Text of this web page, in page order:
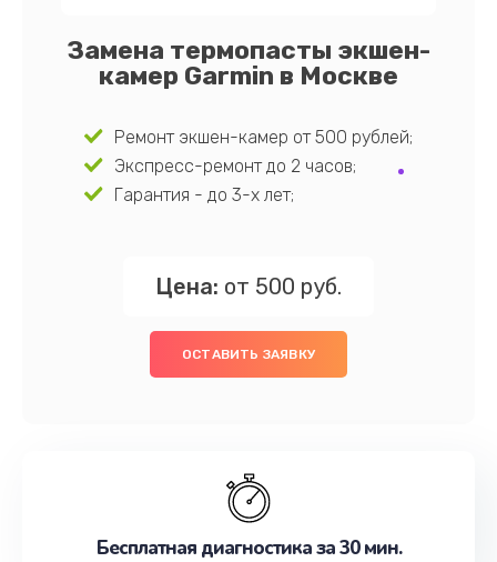
Замена термопасты экшен-
камер Garmin в Москве
Ремонт экшен-камер от 500 рублей;
Экспресс-ремонт до 2 часов;
Гарантия - до 3-х лет;
Цена: от 500 руб.
ОСТАВИТЬ ЗАЯВКУ
Бесплатная диагностика за 30 мин.